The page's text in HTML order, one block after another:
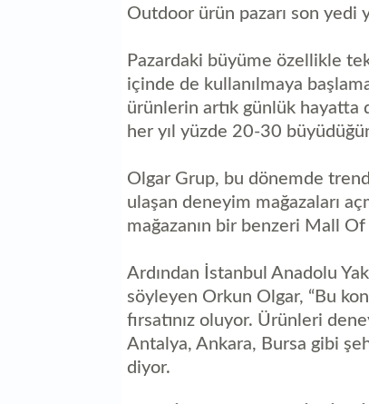
Outdoor ürün pazarı son yedi
Pazardaki büyüme özellikle
içinde de kullanılmaya
ürünlerin artık günlük hayatta
her yıl yüzde 20-30
Olgar Grup, bu dönemde
ulaşan deneyim mağazaları
mağazanın bir benzeri Mall Of
Ardından İstanbul Anadolu
söyleyen Orkun Olgar, “Bu
fırsatınız oluyor. Ürünleri
Antalya, Ankara, Bursa gibi
diyor.